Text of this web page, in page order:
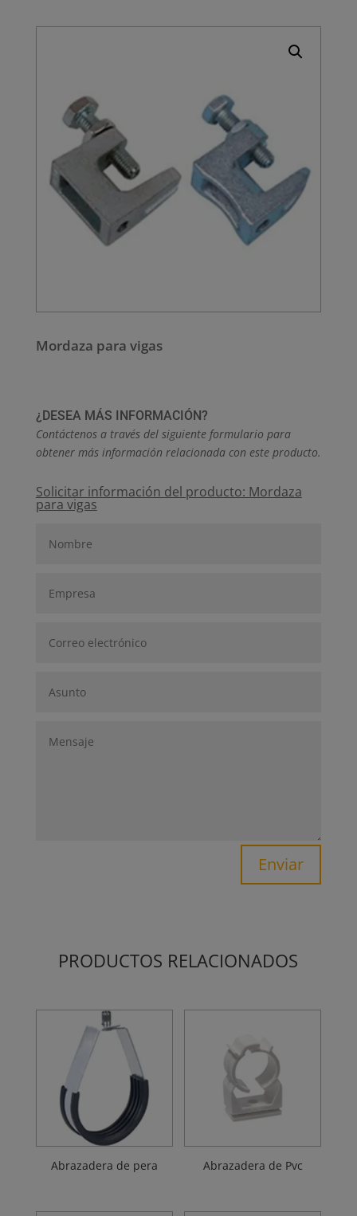
Mordaza para vigas
¿DESEA MÁS INFORMACIÓN?
Contáctenos a través del siguiente formulario para
obtener más información relacionada con este producto.
Solicitar información del producto: Mordaza
para vigas
Enviar
PRODUCTOS RELACIONADOS
Abrazadera de pera Abrazadera de Pvc